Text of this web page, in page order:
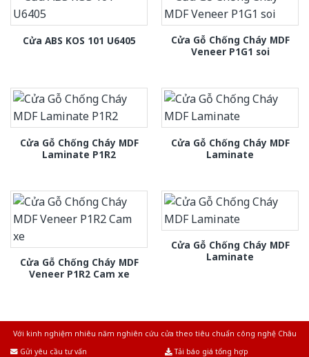
Cửa ABS KOS 101 U6405
Cửa Gỗ Chống Cháy MDF
Veneer P1G1 soi
Cửa Gỗ Chống Cháy MDF
Laminate P1R2
Cửa Gỗ Chống Cháy MDF
Laminate
Cửa Gỗ Chống Cháy MDF
Veneer P1R2 Cam xe
Cửa Gỗ Chống Cháy MDF
Laminate
Với kinh nghiệm nhiêu năm nghiên cứu cửa theo tiêu chuẩn công nghệ Châu
Gửi yêu cầu tư vấn
Tải báo giá tổng hợp